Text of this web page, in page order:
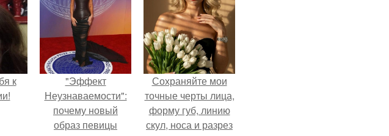
к
"Эффект
Неузнаваемости":
почему новый
образ певицы
Сохраняйте мои
точные черты лица,
форму губ, линию
скул, носа и разрез